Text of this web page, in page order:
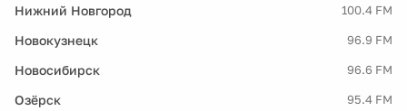
Нижний Новгород 100.4 FM
Новокузнецк 96.9 FM
Новосибирск 96.6 FM
Озёрск 95.4 FM